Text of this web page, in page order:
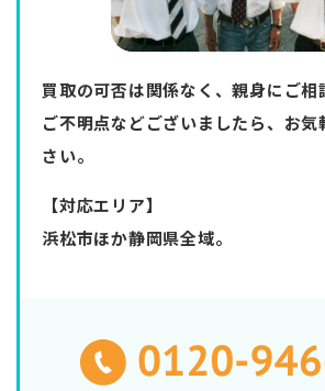
買取の可否は関係なく、親身にご相
ご不明点などございましたら、お
さい。
【対応エリア】
浜松市ほか静岡県全域。